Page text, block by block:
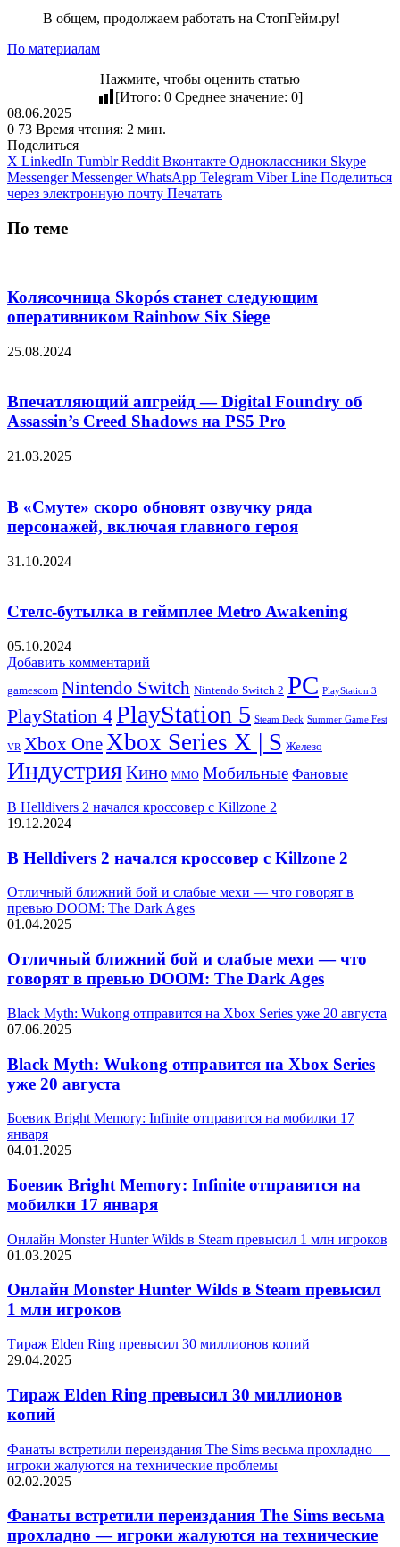
В общем, продолжаем работать на СтопГейм.ру!
По материалам
Нажмите, чтобы оценить статью
[Итого: 0 Среднее значение: 0]
08.06.2025
0 73 Время чтения: 2 мин.
Поделиться
X LinkedIn Tumblr Reddit Вконтакте Одноклассники Skype
Messenger Messenger WhatsApp Telegram Viber Line Поделиться
через электронную почту Печатать
По теме
Колясочница Skopós станет следующим
оперативником Rainbow Six Siege
25.08.2024
Впечатляющий апгрейд — Digital Foundry об
Assassin’s Creed Shadows на PS5 Pro
21.03.2025
В «Смуте» скоро обновят озвучку ряда
персонажей, включая главного героя
31.10.2024
Стелс-бутылка в геймплее Metro Awakening
05.10.2024
Добавить комментарий
gamescom Nintendo Switch Nintendo Switch 2 PC PlayStation 3
PlayStation 4PlayStation 5 Steam Deck Summer Game Fest
VR Xbox OneXbox Series X | S Железо
ИндустрияКино ММО Мобильные Фановые
В Helldivers 2 начался кроссовер с Killzone 2
19.12.2024
В Helldivers 2 начался кроссовер с Killzone 2
Отличный ближний бой и слабые мехи — что говорят в
превью DOOM: The Dark Ages
01.04.2025
Отличный ближний бой и слабые мехи — что
говорят в превью DOOM: The Dark Ages
Black Myth: Wukong отправится на Xbox Series уже 20 августа
07.06.2025
Black Myth: Wukong отправится на Xbox Series
уже 20 августа
Боевик Bright Memory: Infinite отправится на мобилки 17
января
04.01.2025
Боевик Bright Memory: Infinite отправится на
мобилки 17 января
Онлайн Monster Hunter Wilds в Steam превысил 1 млн игроков
01.03.2025
Онлайн Monster Hunter Wilds в Steam превысил
1 млн игроков
Тираж Elden Ring превысил 30 миллионов копий
29.04.2025
Тираж Elden Ring превысил 30 миллионов
копий
Фанаты встретили переиздания The Sims весьма прохладно —
игроки жалуются на технические проблемы
02.02.2025
Фанаты встретили переиздания The Sims весьма
прохладно — игроки жалуются на технические